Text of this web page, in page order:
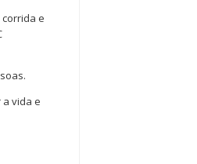
e
vida e